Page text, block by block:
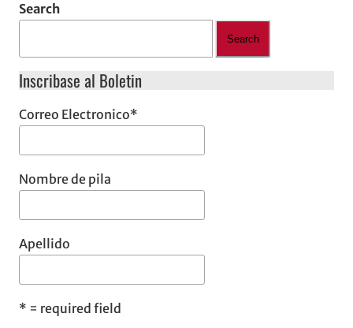
Search
Search
Inscribase al Boletin
Correo Electronico*
Nombre de pila
Apellido
* = required field